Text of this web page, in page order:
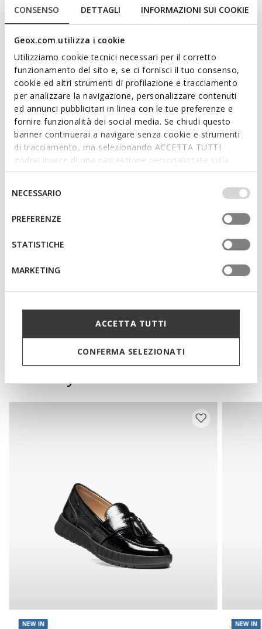
CONSENSO DETTAGLI INFORMAZIONI SUI COOKIE
Geox.com utilizza i cookie
Utilizziamo cookie tecnici necessari per il corretto
funzionamento del sito e, se ci fornisci il tuo consenso,
cookie ed altri strumenti di profilazione e tracciamento
per analizzare la navigazione, personalizzare contenuti
ed annunci pubblicitari in linea con le tue preferenze e
fornire funzionalità dei social media. Se chiudi questo
banner continuerai a navigare senza cookie e strumenti
di tracciamento, ma selezionando ACCETTA TUTTI
godrai invece di una navigazione personalizzata sulla
base dei tuoi gusti ed interessi. Selezionando
IMPOSTAZIONI potrai anche scegliere quali cookies ed
altri strumenti di tracciamento autorizzare. Per maggiori
informazioni o per modificare in qualsiasi momento le
tue impostazioni, visita la nostra
consenso
NECESSARIO
PREFERENZE
STATISTICHE
MARKETING
ACCETTA TUTTI
CONFERMA SELEZIONATI
Features
By purchasing this product, you are
supporting Leather Working Group certified
tanneries
Outstanding cushioning effect which offers protection
and absorbs jolts and vibrations
Flexible and stretchy, thanks to the Active Flexibility
System
Quick and easy to put on
Slip-on design allows you to slide the foot in swiftly;
NEW IN NEW IN